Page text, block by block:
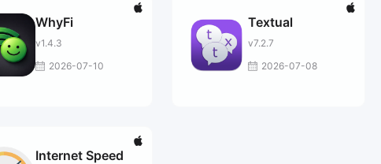
WhyFi
v1.4.3
2026-07-10
Textual
v7.2.7
2026-07-08
Internet Speed